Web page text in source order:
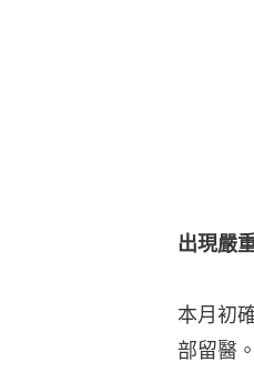
出現嚴
本月初
部留醫